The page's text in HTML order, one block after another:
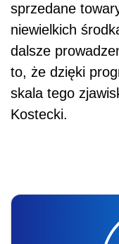
sprzedane
niewielkich
dalsze
to, że dzięki
skala tego
Kostecki.